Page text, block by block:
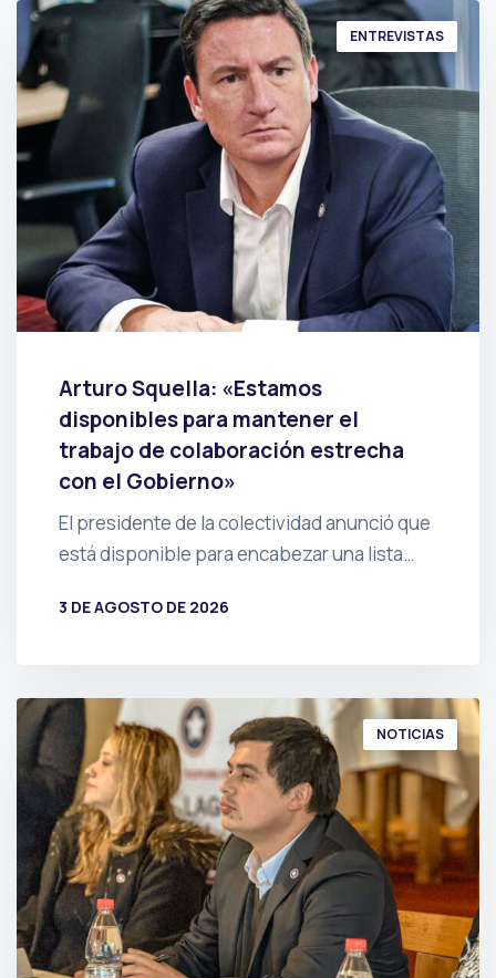
ENTREVISTAS
Arturo Squella: «Estamos
disponibles para mantener el
trabajo de colaboración estrecha
con el Gobierno»
El presidente de la colectividad anunció que
está disponible para encabezar una lista…
3 DE AGOSTO DE 2026
NOTICIAS